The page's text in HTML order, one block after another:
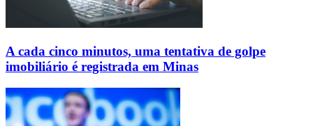
A cada cinco minutos, uma tentativa de golpe
imobiliário é registrada em Minas